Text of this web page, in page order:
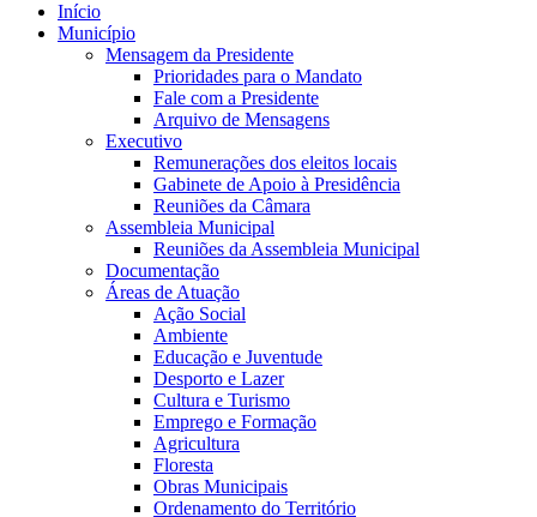
Início
Município
Mensagem da Presidente
Prioridades para o Mandato
Fale com a Presidente
Arquivo de Mensagens
Executivo
Remunerações dos eleitos locais
Gabinete de Apoio à Presidência
Reuniões da Câmara
Assembleia Municipal
Reuniões da Assembleia Municipal
Documentação
Áreas de Atuação
Ação Social
Ambiente
Educação e Juventude
Desporto e Lazer
Cultura e Turismo
Emprego e Formação
Agricultura
Floresta
Obras Municipais
Ordenamento do Território